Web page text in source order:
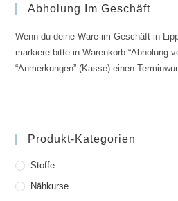
Abholung Im Geschäft
Wenn du deine Ware im Geschäft in
markiere bitte in Warenkorb “Abholung
“Anmerkungen” (Kasse) einen
Produkt-Kategorien
Stoffe
Nähkurse